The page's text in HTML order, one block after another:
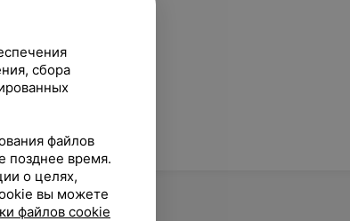
сбора
файлов
позднее время.
о целях,
вы можете
файлов cookie